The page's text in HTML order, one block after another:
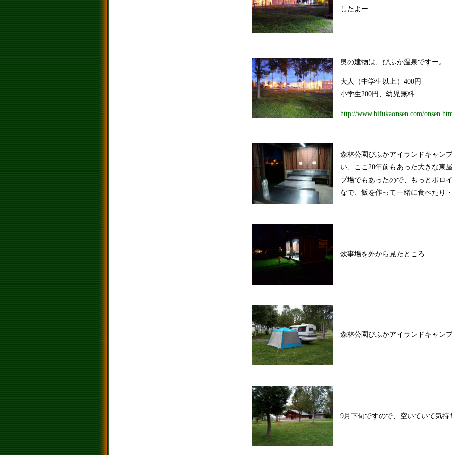
したよー
奥の建物は、びふか温泉ですー。
大人（中学生以上）400円
小学生200円、幼児無料
http://www.bifukaonsen.com/
森林公園びふかアイランドキャン
い、ここ20年前もあった大きな東
プ場でもあったので、もっとボロ
なで、飯を作って一緒に食べたり
炊事場を外から見たところ
森林公園びふかアイランドキャン
9月下旬ですので、空いていて気持